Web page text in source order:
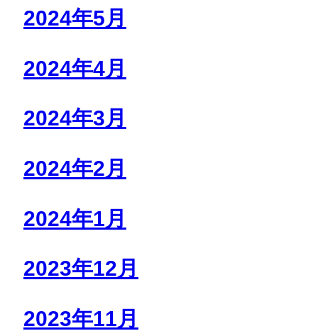
2024年5月
2024年4月
2024年3月
2024年2月
2024年1月
2023年12月
2023年11月